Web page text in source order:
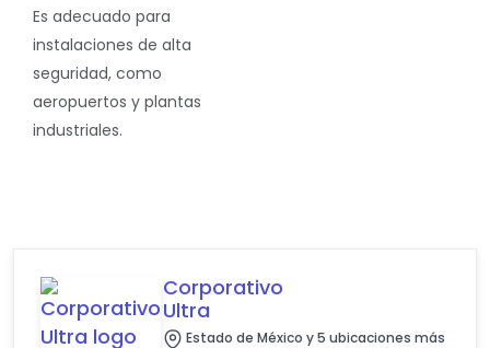
Es adecuado para
instalaciones de alta
seguridad, como
aeropuertos y plantas
industriales.
Corporativo
Ultra
Estado de México y 5 ubicaciones más